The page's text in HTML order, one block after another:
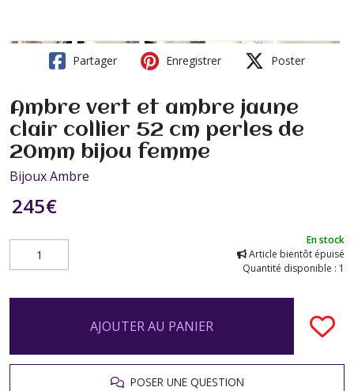
Partager Enregistrer Poster
Ambre vert et ambre jaune
clair collier 52 cm perles de
20mm bijou femme
Bijoux Ambre
245€
En stock
Article bientôt épuisé
Quantité disponible : 1
AJOUTER AU PANIER
POSER UNE QUESTION